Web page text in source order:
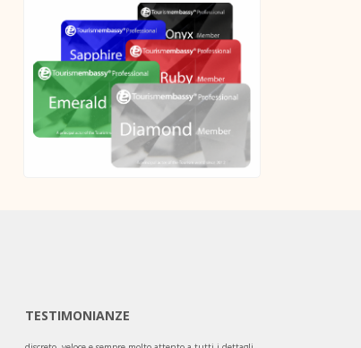
TESTIMONIANZE